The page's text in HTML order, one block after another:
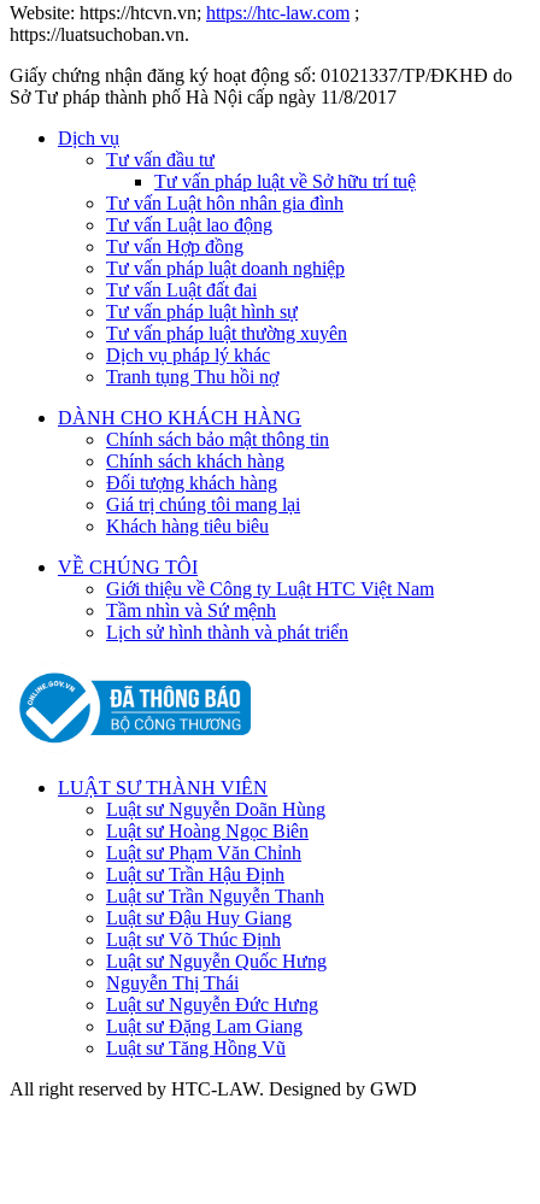
Website: https://htcvn.vn; https://htc-law.com ;
https://luatsuchoban.vn.
Giấy chứng nhận đăng ký hoạt động số: 01021337/TP/ĐKHĐ do
Sở Tư pháp thành phố Hà Nội cấp ngày 11/8/2017
Dịch vụ
Tư vấn đầu tư
Tư vấn pháp luật về Sở hữu trí tuệ
Tư vấn Luật hôn nhân gia đình
Tư vấn Luật lao động
Tư vấn Hợp đồng
Tư vấn pháp luật doanh nghiệp
Tư vấn Luật đất đai
Tư vấn pháp luật hình sự
Tư vấn pháp luật thường xuyên
Dịch vụ pháp lý khác
Tranh tụng Thu hồi nợ
DÀNH CHO KHÁCH HÀNG
Chính sách bảo mật thông tin
Chính sách khách hàng
Đối tượng khách hàng
Giá trị chúng tôi mang lại
Khách hàng tiêu biêu
VỀ CHÚNG TÔI
Giới thiệu về Công ty Luật HTC Việt Nam
Tầm nhìn và Sứ mệnh
Lịch sử hình thành và phát triển
LUẬT SƯ THÀNH VIÊN
Luật sư Nguyễn Doãn Hùng
Luật sư Hoàng Ngọc Biên
Luật sư Phạm Văn Chỉnh
Luật sư Trần Hậu Định
Luật sư Trần Nguyễn Thanh
Luật sư Đậu Huy Giang
Luật sư Võ Thúc Định
Luật sư Nguyễn Quốc Hưng
Nguyễn Thị Thái
Luật sư Nguyễn Đức Hưng
Luật sư Đặng Lam Giang
Luật sư Tăng Hồng Vũ
All right reserved by HTC-LAW. Designed by GWD